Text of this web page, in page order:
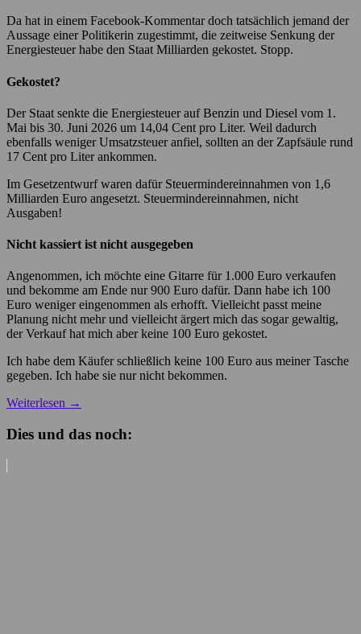
Da hat in einem Facebook-Kommentar doch tatsächlich jemand der
Aussage einer Politikerin zugestimmt, die zeitweise Senkung der
Energiesteuer habe den Staat Milliarden gekostet. Stopp.
Gekostet?
Der Staat senkte die Energiesteuer auf Benzin und Diesel vom 1.
Mai bis 30. Juni 2026 um 14,04 Cent pro Liter. Weil dadurch
ebenfalls weniger Umsatzsteuer anfiel, sollten an der Zapfsäule rund
17 Cent pro Liter ankommen.
Im Gesetzentwurf waren dafür Steuermindereinnahmen von 1,6
Milliarden Euro angesetzt. Steuermindereinnahmen, nicht
Ausgaben!
Nicht kassiert ist nicht ausgegeben
Angenommen, ich möchte eine Gitarre für 1.000 Euro verkaufen
und bekomme am Ende nur 900 Euro dafür. Dann habe ich 100
Euro weniger eingenommen als erhofft. Vielleicht passt meine
Planung nicht mehr und vielleicht ärgert mich das sogar gewaltig,
der Verkauf hat mich aber keine 100 Euro gekostet.
Ich habe dem Käufer schließlich keine 100 Euro aus meiner Tasche
gegeben. Ich habe sie nur nicht bekommen.
Weiterlesen →
Dies und das noch: